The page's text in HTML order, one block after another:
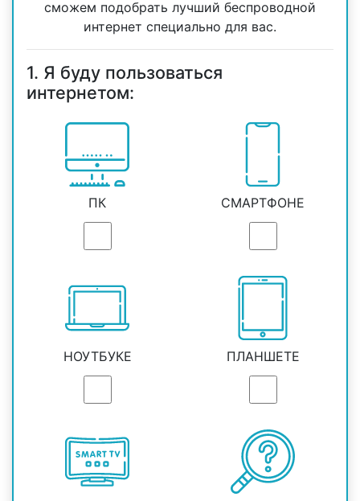
сможем подобрать лучший беспроводной
интернет специально для вас.
1. Я буду пользоваться
интернетом:
ПК СМАРТФОНЕ
НОУТБУКЕ ПЛАНШЕТЕ